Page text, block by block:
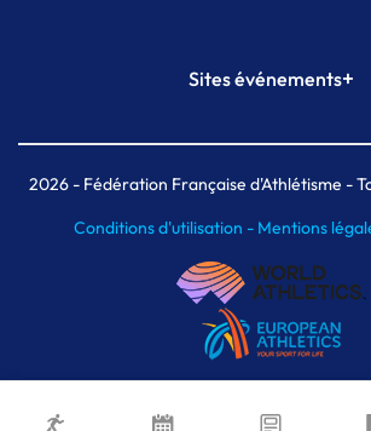
Plateforme Formation
Sites événements+
Meeting de Paris indoor
MAIF Ekiden de Paris
2026- Fédération Française d'Athlétisme -
Conditions d'utilisation - Mentions